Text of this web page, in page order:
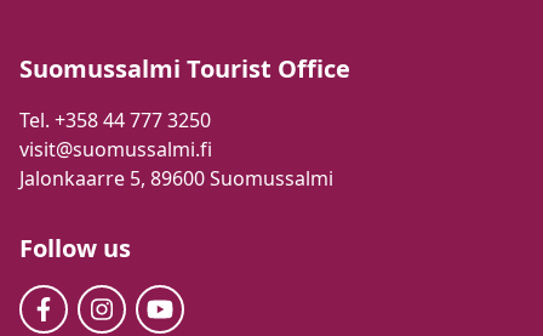
Suomussalmi Tourist Office
Tel. +358 44 777 3250
visit@suomussalmi.fi
Jalonkaarre 5, 89600 Suomussalmi
Follow us